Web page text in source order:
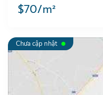
$70/m²
Chưa cập nhật